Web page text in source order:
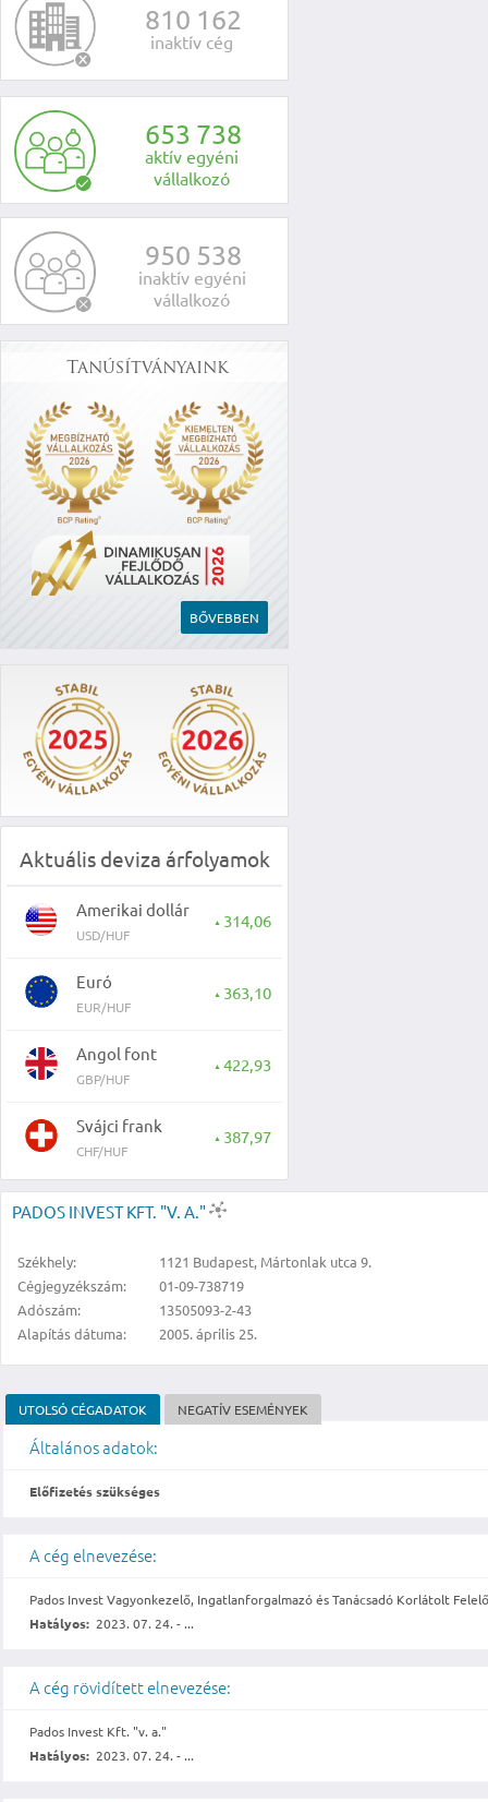
810 162
inaktív cég
653 738
aktív egyéni
vállalkozó
950 538
inaktív egyéni
vállalkozó
Tanúsítványaink
BŐVEBBEN
Aktuális deviza árfolyamok
Amerikai dollár
USD/HUF
▲ 314,06
Euró
EUR/HUF
▲ 363,10
Angol font
GBP/HUF
▲ 422,93
Svájci frank
CHF/HUF
▲ 387,97
PADOS INVEST KFT. "V. A."
Székhely:
1121 Budapest, Mártonlak utca 9.
Cégjegyzékszám:
01-09-738719
Adószám:
13505093-2-43
Alapítás dátuma:
2005. április 25.
UTOLSÓ CÉGADATOK NEGATÍV ESEMÉNYEK
Általános adatok:
Előfizetés szükséges
A cég elnevezése:
Pados Invest Vagyonkezelő, Ingatlanforgalmazó és Tanácsadó Korlátolt
Hatályos: 2023. 07. 24. - ...
A cég rövidített elnevezése:
Pados Invest Kft. "v. a."
Hatályos: 2023. 07. 24. - ...